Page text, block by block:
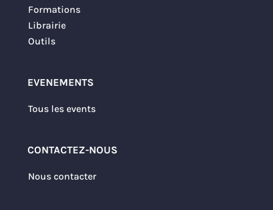
Formations
Librairie
Outils
EVENEMENTS
Tous les events
CONTACTEZ-NOUS
Nous contacter